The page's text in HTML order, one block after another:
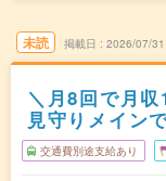
未読 掲載日 2026/07/31
＼月8回で月
見守りメイン
交通費別途支給あり